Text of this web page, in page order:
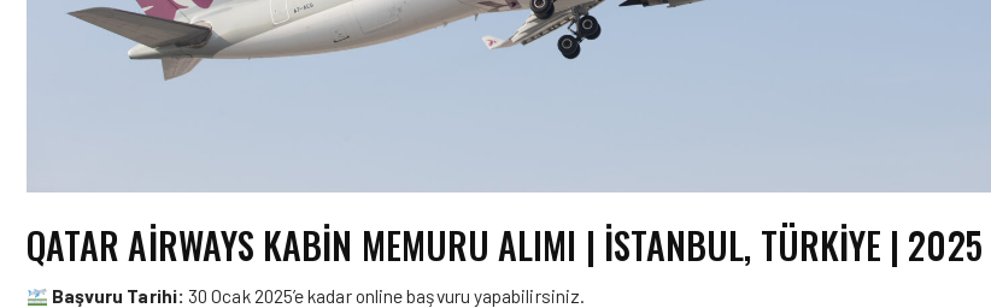
QATAR AIRWAYS KABIN MEMURU ALIMI | İSTANBUL, TÜRKIYE | 2025
Başvuru Tarihi: 30 Ocak 2025’e kadar online başvuru yapabilirsiniz.